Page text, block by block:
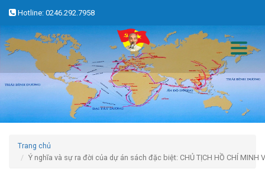
Hotline: 0246.292.7958
Trang chủ
Ý nghĩa và sự ra đời của dự án sách đặc biệt: CHỦ TỊCH HỒ CHÍ MINH